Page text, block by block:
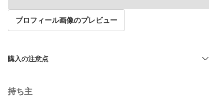
プロフィール画像のプレビュー
購入の注意点
持ち主